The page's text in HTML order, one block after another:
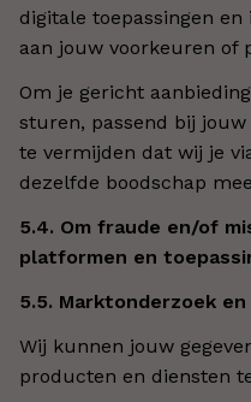
digitale toepassingen
aan jouw voorkeuren of
Om je gericht
sturen, passend bij
te vermijden dat wij je
dezelfde boodschap
5.4. Om fraude en/of
platformen en
5.5. Marktonderzoek en
Wij kunnen jouw
producten en diensten